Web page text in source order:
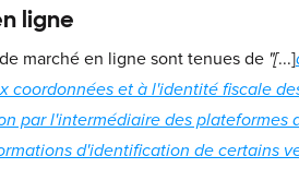
ligne
marché en ligne sont tenues de "[...]
coordonnées et à l'identité fiscale
par l'intermédiaire des plateformes
d'identification de certains